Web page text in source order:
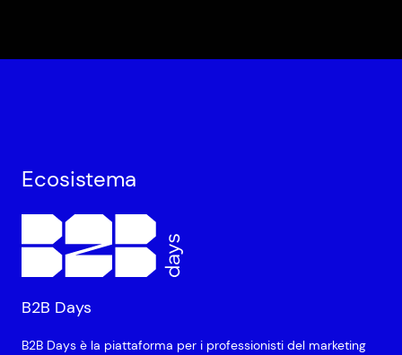
Ecosistema
B2B Days
B2B Days è la piattaforma per i professionisti del marketing